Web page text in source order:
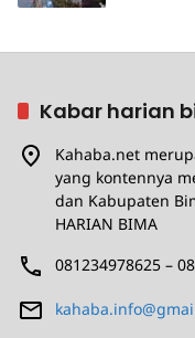
Kabar harian
Kahaba.net
yang kontennya
dan Kabupaten
HARIAN BIMA
081234978625 –